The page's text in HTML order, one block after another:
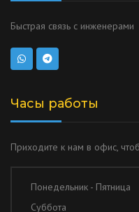
Быстрая связь с инженерами
Часы работы
Приходите к нам в офис,
Понедельник - Пятница
Суббота